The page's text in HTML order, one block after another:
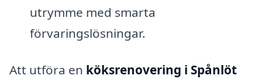
utrymme med smarta
förvaringslösningar.
Att utföra en köksrenovering i Spånlöt